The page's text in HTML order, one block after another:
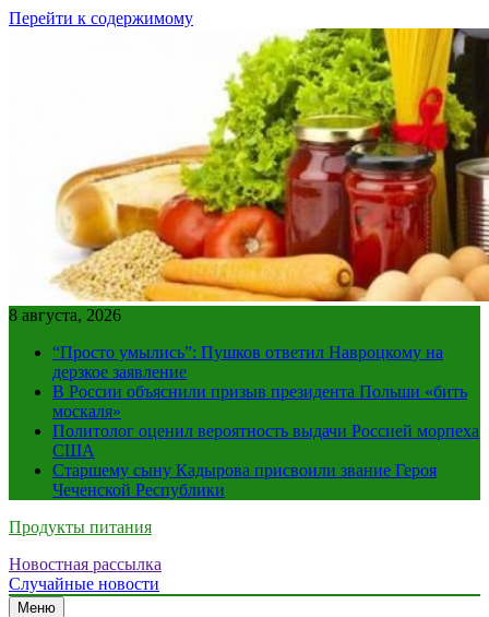
Перейти к содержимому
8 августа, 2026
“Просто умылись”: Пушков ответил Навроцкому на
дерзкое заявление
В России объяснили призыв президента Польши «бить
москаля»
Политолог оценил вероятность выдачи Россией морпеха
США
Старшему сыну Кадырова присвоили звание Героя
Чеченской Республики
Продукты питания
Новостная рассылка
Случайные новости
Меню